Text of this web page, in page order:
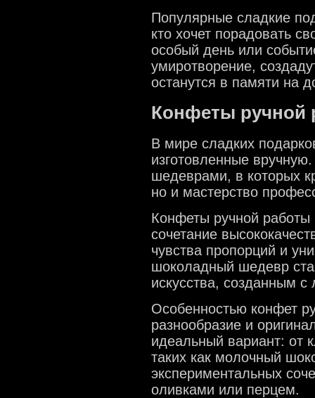
Популярные сладкие
кто хочет порадовать
особый день или
умиротворение,
останутся в памяти на
Конфеты ручной
В мире сладких
изготовленные
шедеврами, в которых
но и мастерство
Конфеты ручной работы
сочетание
чувства пропорций и
шоколадный шедевр
искусства, созданным
Особенностью конфет
разнообразие и
идеальный вариант: от
таких как молочный
экспериментальных
оливками или перцем.